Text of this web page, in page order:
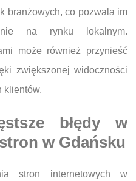
branżowych, co pozwala im
na rynku lokalnym.
może również przynieść
zwiększonej widoczności
klientów.
błędy w
w Gdańsku
stron internetowych w